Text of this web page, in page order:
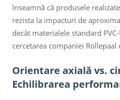
înseamnă că produsele
rezista la impacturi de
decât materialele standard
cercetarea companiei Rollepaal
Orientare axială vs.
Echilibrarea